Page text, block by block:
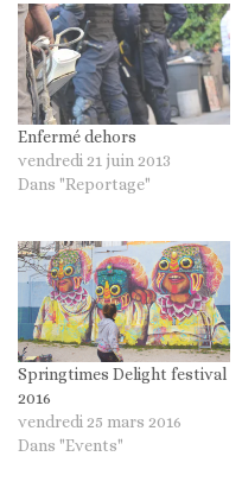
Enfermé dehors
vendredi 21 juin 2013
Dans "Reportage"
Springtimes Delight festival
2016
vendredi 25 mars 2016
Dans "Events"